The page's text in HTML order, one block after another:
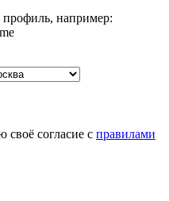
профиль, например:
своё согласие с правилами